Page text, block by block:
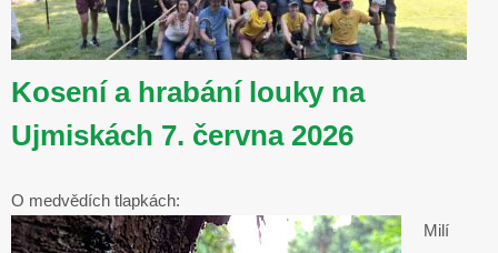
Kosení a hrabání louky na
Ujmiskách 7. června 2026
O medvědích tlapkách:
Milí